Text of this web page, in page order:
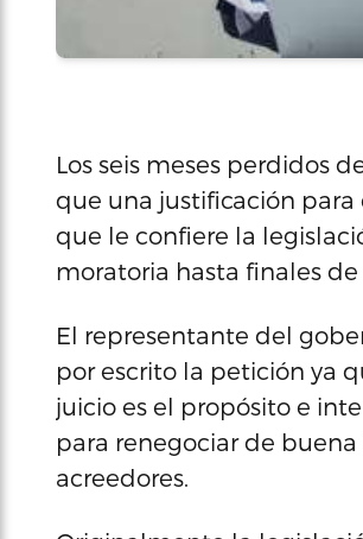
Los seis meses perdidos
que una justificación para
que le confiere la
moratoria hasta finales de
El representante del
por escrito la petición ya
juicio es el propósito e
para renegociar de
acreedores.